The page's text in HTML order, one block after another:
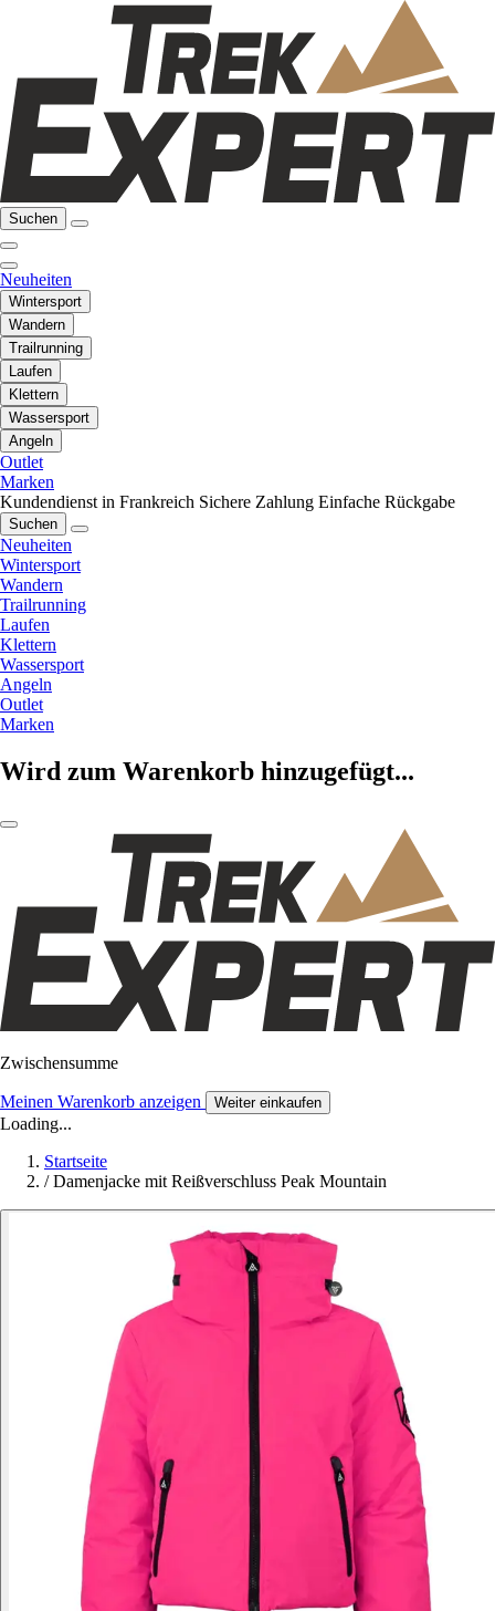
Suchen
Neuheiten
Wintersport
Wandern
Trailrunning
Laufen
Klettern
Wassersport
Angeln
Outlet
Marken
Kundendienst in Frankreich Sichere Zahlung Einfache Rückgabe
Suchen
Neuheiten
Wintersport
Wandern
Trailrunning
Laufen
Klettern
Wassersport
Angeln
Outlet
Marken
Wird zum Warenkorb hinzugefügt...
Zwischensumme
Meinen Warenkorb anzeigen Weiter einkaufen
Loading...
Startseite
/ Damenjacke mit Reißverschluss Peak Mountain